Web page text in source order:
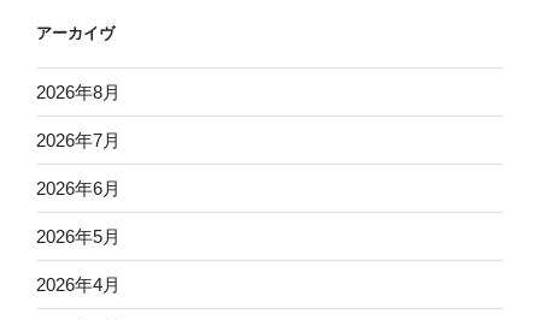
アーカイヴ
2026年8月
2026年7月
2026年6月
2026年5月
2026年4月